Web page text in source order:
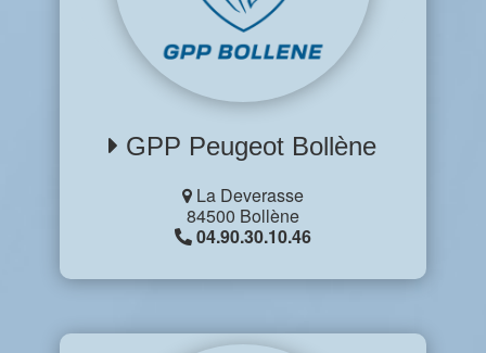
GPP Peugeot Bollène
La Deverasse
84500 Bollène
04.90.30.10.46